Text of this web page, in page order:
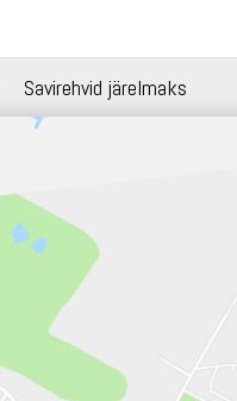
Savirehvid järelmaks